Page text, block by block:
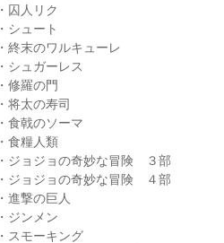
・囚人リク
・シュート
・終末のワルキューレ
・シュガーレス
・修羅の門
・将太の寿司
・食戟のソーマ
・食糧人類
・ジョジョの奇妙な冒険 ３部
・ジョジョの奇妙な冒険 ４部
・進撃の巨人
・ジンメン
・スモーキング